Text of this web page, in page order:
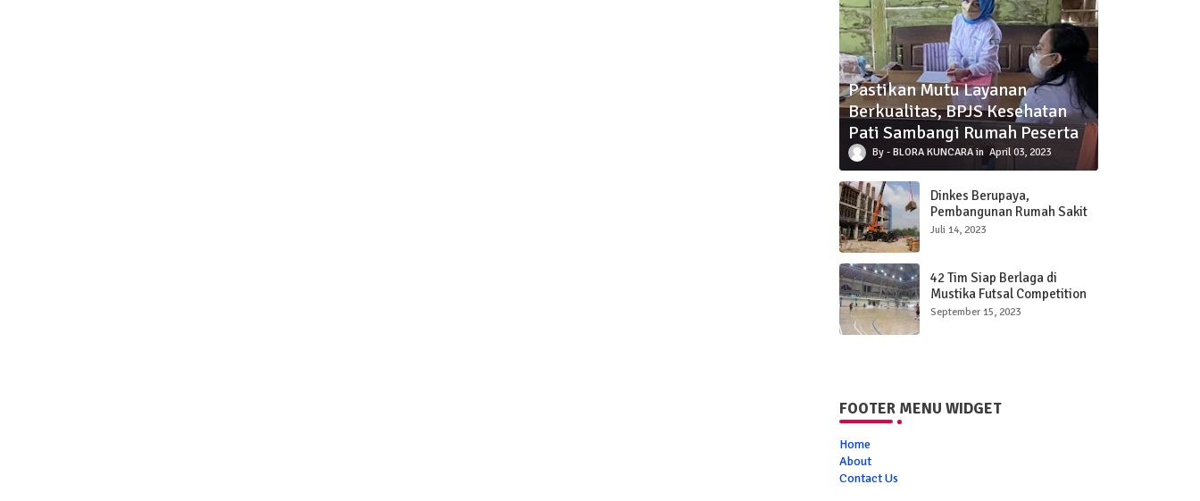
Pastikan Mutu Layanan
Berkualitas, BPJS Kesehatan
Pati Sambangi Rumah Peserta
BLORA KUNCARA April 03, 2023
Dinkes Berupaya,
Pembangunan Rumah Sakit
Baru di Blora Maksimalkan
Juli 14, 2023
42 Tim Siap Berlaga di
Mustika Futsal Competition
2023
September 15, 2023
FOOTER MENU WIDGET
Home
About
Contact Us